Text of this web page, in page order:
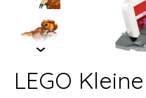
LEGO